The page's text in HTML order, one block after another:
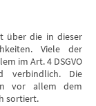
über die in dieser
Viele der
im Art. 4 DSGVO
verbindlich. Die
vor allem dem
sortiert.